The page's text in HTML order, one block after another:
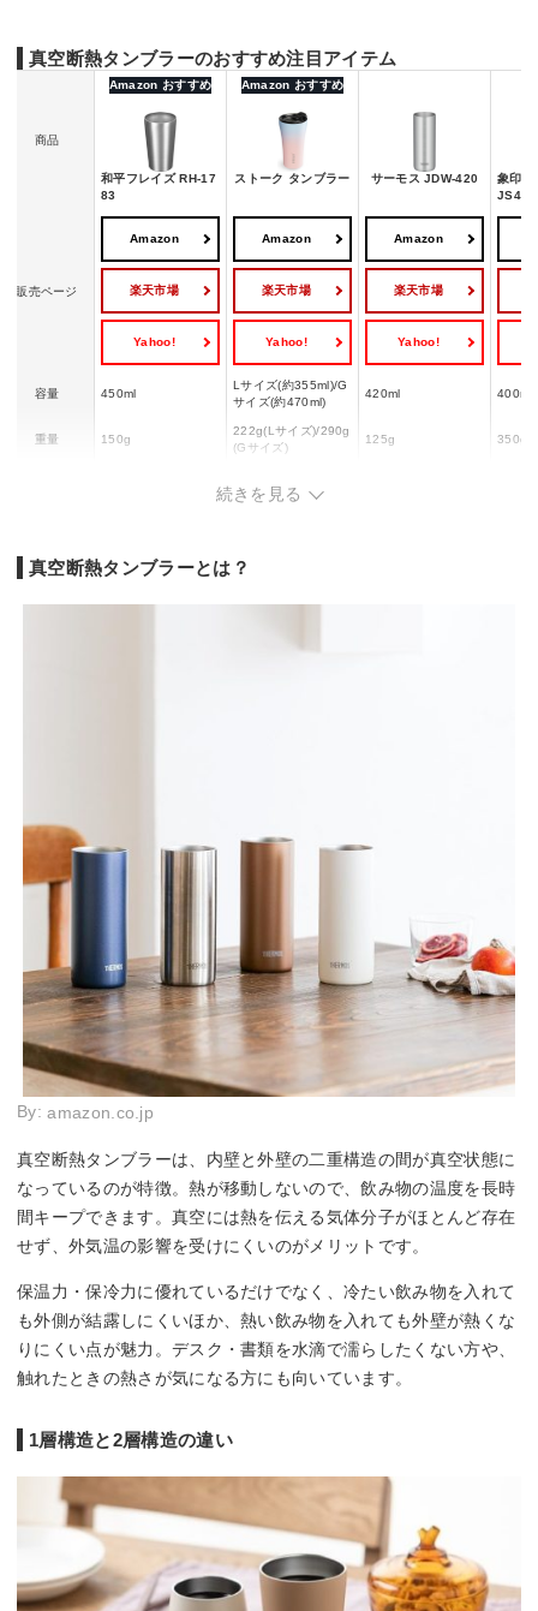
真空断熱タンブラーのおすすめ注目アイテム
商品
Amazon おすすめ
和平フレイズ RH-17
83
Amazon おすすめ
ストーク タンブラー サーモス JDW-420
象印マ
JS40
販売ページ
Amazon
楽天市場
Yahoo!
Amazon
楽天市場
Yahoo!
Amazon
楽天市場
Yahoo!
容量 450ml
Lサイズ(約355ml)/G
サイズ(約470ml)
420ml 400ml
重量 150g
222g(Lサイズ)/290g
(Gサイズ)
125g 350g
ー
続きを見る
真空断熱タンブラーとは？
By:amazon.co.jp
真空断熱タンブラーは、内壁と外壁の二重構造の間が真空状態に
なっているのが特徴。熱が移動しないので、飲み物の温度を長時
間キープできます。真空には熱を伝える気体分子がほとんど存在
せず、外気温の影響を受けにくいのがメリットです。
保温力・保冷力に優れているだけでなく、冷たい飲み物を入れて
も外側が結露しにくいほか、熱い飲み物を入れても外壁が熱くな
りにくい点が魅力。デスク・書類を水滴で濡らしたくない方や、
触れたときの熱さが気になる方にも向いています。
1層構造と2層構造の違い